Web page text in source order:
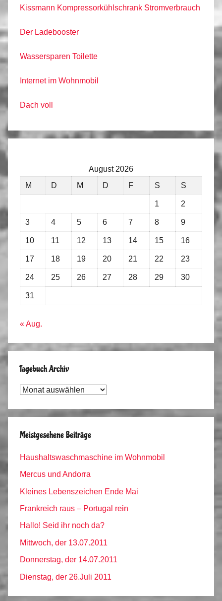
Kissmann Kompressorkühlschrank Stromverbrauch
Der Ladebooster
Wassersparen Toilette
Internet im Wohnmobil
Dach voll
August 2026
M
D M D F S S
1 2
3 4 5 6 7 8 9
10 11 12 13 14 15 16
17 18 19 20 21 22 23
24 25 26 27 28 29 30
31
« Aug.
Tagebuch Archiv
Tagebuch
Meistgesehene Beiträge
Haushaltswaschmaschine im Wohnmobil
Mercus und Andorra
Kleines Lebenszeichen Ende Mai
Frankreich raus – Portugal rein
Hallo! Seid ihr noch da?
Mittwoch, der 13.07.2011
Donnerstag, der 14.07.2011
Dienstag, der 26.Juli 2011